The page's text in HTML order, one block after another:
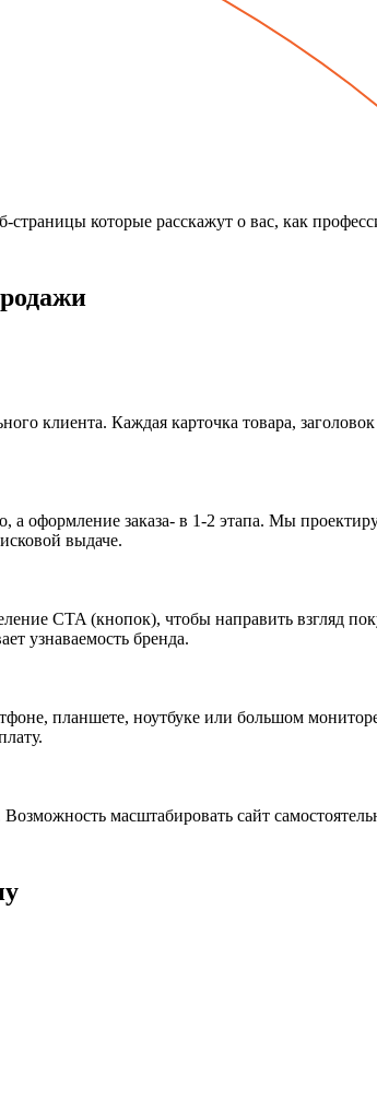
которые расскажут о вас, как
клиента. Каждая карточка товара,
а оформление заказа- в 1-2 этапа. Мы
выдаче.
CTA (кнопок), чтобы направить взгляд
узнаваемость бренда.
планшете, ноутбуке или большом
масштабировать сайт